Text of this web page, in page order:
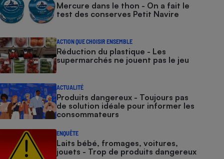
Mercure dans le thon - On a fait le
test des conserves Petit Navire
ACTION QUE CHOISIR ENSEMBLE
Réduction du plastique - Les
supermarchés ne jouent pas le jeu
ACTUALITÉ
Produits dangereux - Toujours pas
de solution idéale pour informer les
consommateurs
ENQUÊTE
Laits bébé, fromages, voitures,
jouets - Trop de produits dangereux